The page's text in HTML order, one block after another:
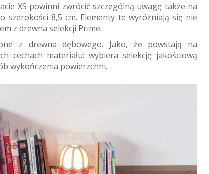
XS powinni zwrócić szczególną uwagę także na
szerokości 8,5 cm. Elementy te wyróżniają się nie
z drewna selekcji Prime.
z drewna dębowego. Jako, że powstają na
cechach materiału: wybiera selekcję jakościową
wykończenia powierzchni.